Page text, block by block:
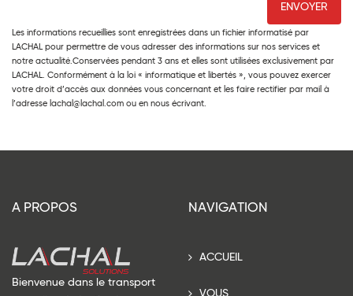
Les informations recueillies sont enregistrées dans un fichier informatisé par
LACHAL pour permettre de vous adresser des informations sur nos services et
notre actualité.Conservées pendant 3 ans et elles sont utilisées exclusivement par
LACHAL. Conformément à la loi « informatique et libertés », vous pouvez exercer
votre droit d’accès aux données vous concernant et les faire rectifier par mail à
l’adresse lachal@lachal.com ou en nous écrivant.
A PROPOS
Bienvenue dans le transport
NAVIGATION
ACCUEIL
VOUS